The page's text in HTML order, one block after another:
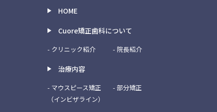
HOME
治療内容
- マウスピース矯正
（インビザライン）
- 部分矯正
Cuore矯正歯科について
- クリニック紹介 - 院長紹介